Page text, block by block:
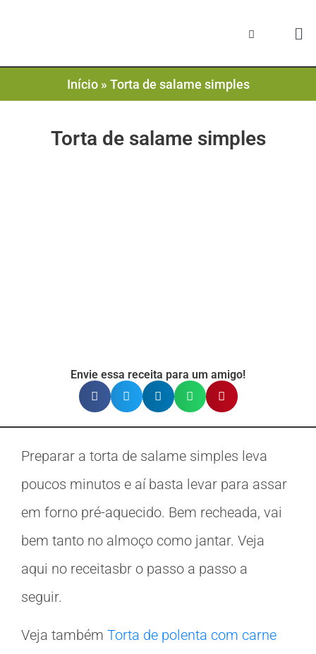
Início» Torta de salame simples
Torta de salame simples
Envie essa receita para um amigo!
Preparar a torta de salame simples leva
poucos minutos e aí basta levar para assar
em forno pré-aquecido. Bem recheada, vai
bem tanto no almoço como jantar. Veja
aqui no receitasbr o passo a passo a
seguir.
Veja também Torta de polenta com carne